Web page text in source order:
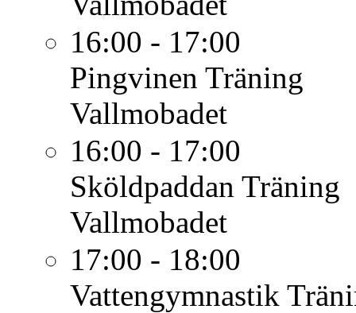
16:00 - 17:00
Pingvinen Träning
Vallmobadet
16:00 - 17:00
Sköldpaddan Träning
Vallmobadet
17:00 - 18:00
Vattengymnastik